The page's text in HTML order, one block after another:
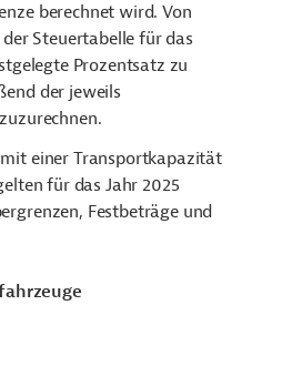
berechnet wird. Von
Steuertabelle für das
Prozentsatz zu
der jeweils
einer Transportkapazität
für das Jahr 2025
Festbeträge und